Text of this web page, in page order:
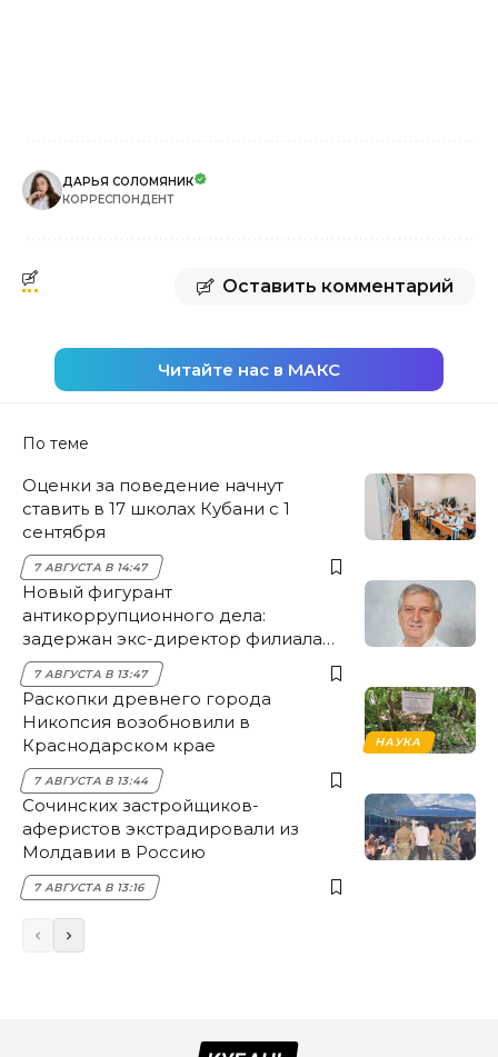
ДАРЬЯ СОЛОМЯНИК
КОРРЕСПОНДЕНТ
Оставить комментарий
Читайте нас в МАКС
По теме
Оценки за поведение начнут
ставить в 17 школах Кубани с 1
сентября
7 АВГУСТА В 14:47
Новый фигурант
антикоррупционного дела:
задержан экс-директор филиала
НЭСК Крымска
7 АВГУСТА В 13:47
НАУКА
Раскопки древнего города
Никопсия возобновили в
Краснодарском крае
7 АВГУСТА В 13:44
Сочинских застройщиков-
аферистов экстрадировали из
Молдавии в Россию
7 АВГУСТА В 13:16